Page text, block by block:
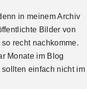
in meinem Archiv
Bilder von
recht nachkomme.
Monate im Blog
einfach nicht im